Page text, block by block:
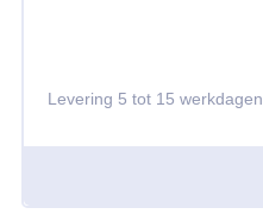
Levering 5 tot 15 werkdagen